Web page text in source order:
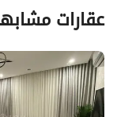
عقارات